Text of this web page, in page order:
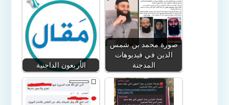
الأربعون الداجنية
صورة محمد بن شمس
الدين في فيديوهات
المدجنة